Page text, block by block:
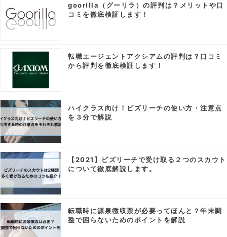
goorilla（グーリラ）の評判は？メリットや口
コミを徹底検証します！
転職エージェントアクシアムの評判は？口コミ
から評判を徹底検証します！
ハイクラス向け！ビズリーチの使い方・注意点
を３分で解説
【2021】ビズリーチで受け取る２つのスカウト
について徹底解説します。
転職時に源泉徴収票が必要ってほんと？年末調
整で困らないためのポイントを解説